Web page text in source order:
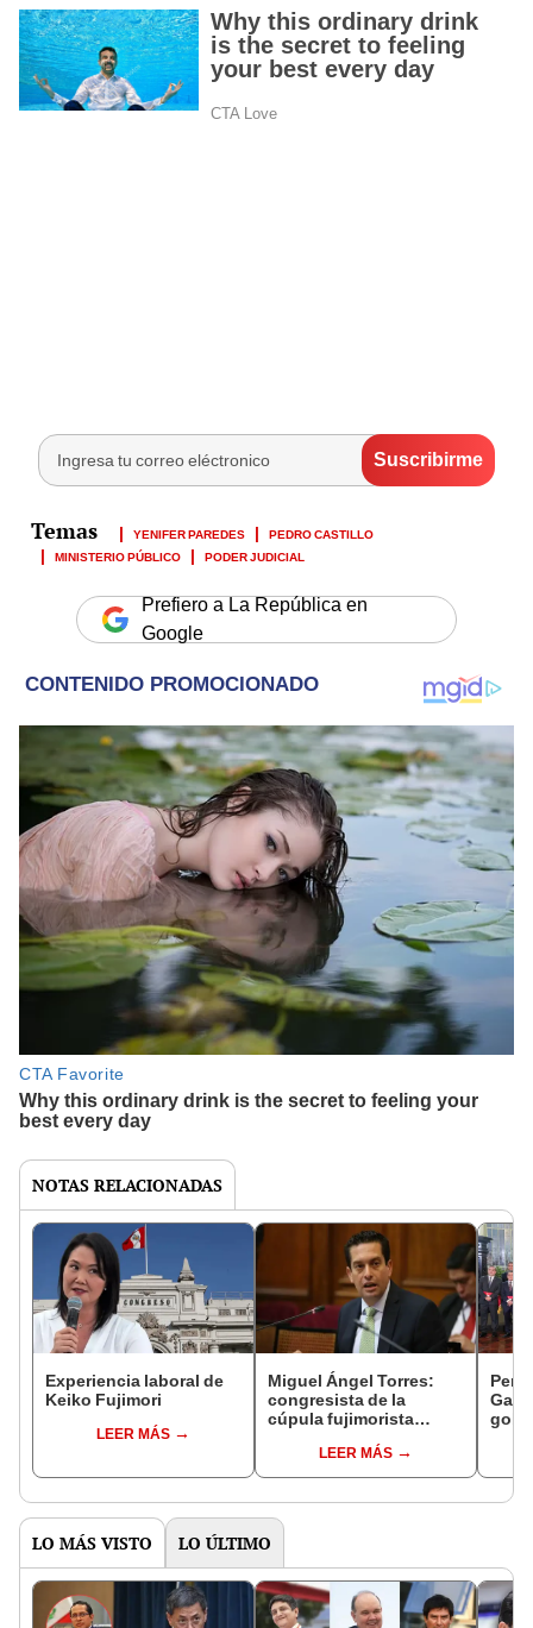
YENIFER PAREDES
PEDRO CASTILLO
MINISTERIO PÚBLICO
PODER JUDICIAL
Prefiero a La República en
Google
NOTAS RELACIONADAS
Experiencia laboral de
Keiko Fujimori
LEER MÁS
Miguel Ángel Torres:
congresista de la
cúpula fujimorista
del SenadoLEER MÁS
LO MÁS VISTO LO ÚLTIMO